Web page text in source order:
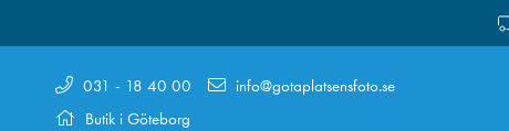
031 - 18 40 00
Butik i Göteborg
info@gotaplatsensfoto.se